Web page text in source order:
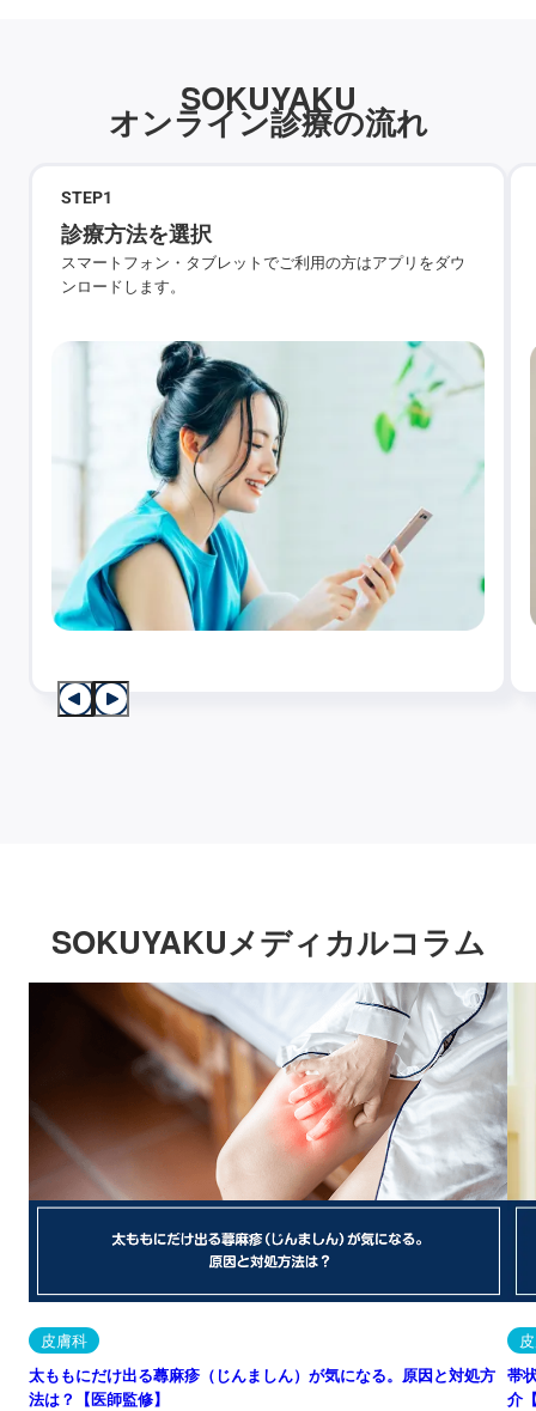
SOKUYAKU
オンライン診療の流れ
STEP1
診療方法を選択
スマートフォン・タブレットでご利用の方はアプリをダウ
ンロードします。
SOKUYAKUメディカルコラム
皮膚科
太ももにだけ出る蕁麻疹（じんましん）が気になる。原因と対処方
法は？【医師監修】
帯
介